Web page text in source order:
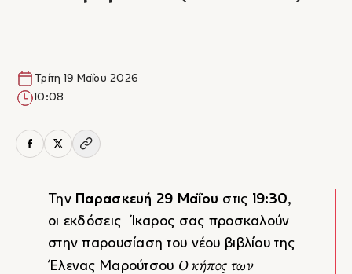
Τρίτη 19 Μαΐου 2026
10:08
Την Παρασκευή 29 Μαΐου στις 19:30,
οι εκδόσεις Ίκαρος σας προσκαλούν
στην παρουσίαση του νέου βιβλίου της
Έλενας Μαρούτσου Ο κήπος των